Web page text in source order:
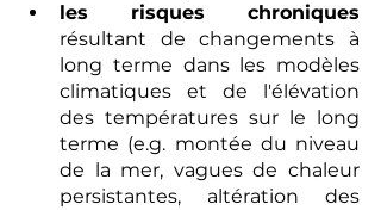
les risques chroniques
résultant de changements à
long terme dans les modèles
climatiques et de l'élévation
des températures sur le long
terme (e.g. montée du niveau
de la mer, vagues de chaleur
persistantes, altération des